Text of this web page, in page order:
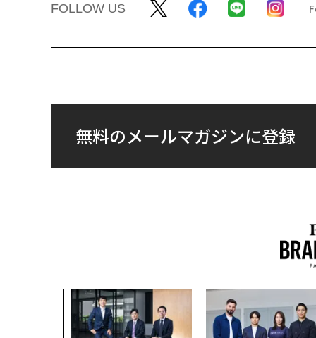
FOLLOW US
無料のメールマガジンに登録